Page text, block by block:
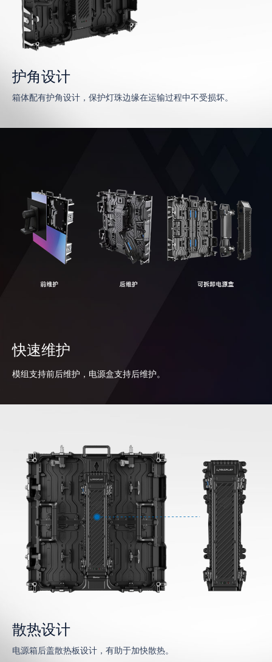
护角设计
箱体配有护角设计，保护灯珠边缘在运输过程中不受损坏。
快速维护
模组支持前后维护，电源盒支持后维护。
散热设计
电源箱后盖散热板设计，有助于加快散热。